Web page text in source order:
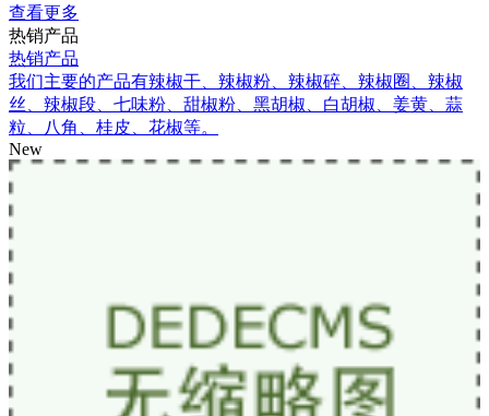
查看更多
热销产品
热销产品
我们主要的产品有辣椒干、辣椒粉、辣椒碎、辣椒圈、辣椒
丝、辣椒段、七味粉、甜椒粉、黑胡椒、白胡椒、姜黄、蒜
粒、八角、桂皮、花椒等。
New